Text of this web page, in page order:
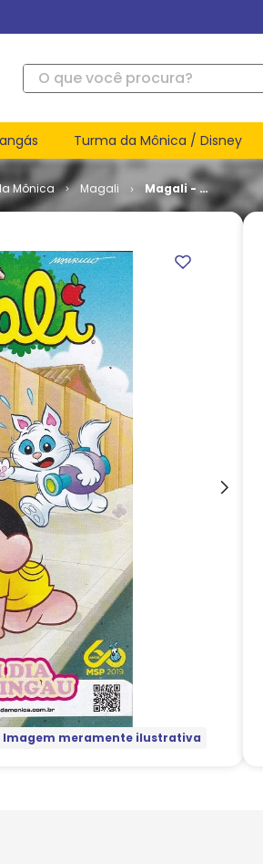
O que você procura?
Turma da Mônica / Disney
Mônica Magali
Magali - 2ª
Série #
Imagem meramente ilustrativa